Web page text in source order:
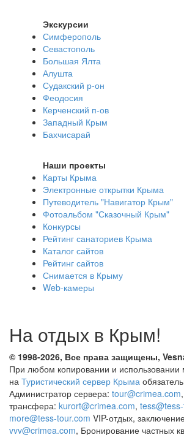
Экскурсии
Симферополь
Севастополь
Большая Ялта
Алушта
Судакский р-он
Феодосия
Керченский п-ов
Западный Крым
Бахчисарай
Наши проекты
Карты Крыма
Электронные открытки Крыма
Путеводитель "Навигатор Крым"
Фотоальбом "Сказочный Крым"
Конкурсы
Рейтинг санаториев Крыма
Каталог сайтов
Рейтинг сайтов
Снимается в Крыму
Web-камеры
На отдых в Крым!
© 1998-2026, Все права защищены,
При любом копировании и использовании
на Туристический сервер Крыма
Администратор сервера: tour@crimea.com
трансфера: kurort@crimea.com,
more@tess-tour.com VIP-отдых,
vvv@crimea.com, Бронирование частных